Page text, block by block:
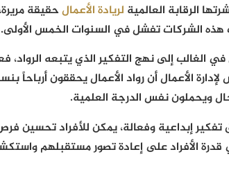
الرقابة العالمية لريادة الأعمالحقيقة
الشركات تفشل في السنوات الخمس الأولى.
الغالب إلى نهج التفكير الذي يتبعه الرواد،
ويحملون نفس الدرجة العلمية.
إبداعية وفعالة، يمكن للأفراد تحسين
الأفراد على إعادة تصور مستقبلهم